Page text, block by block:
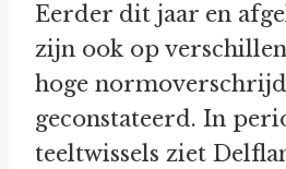
Eerder dit jaar en
zijn ook op
hoge
geconstateerd. In
teeltwissels ziet